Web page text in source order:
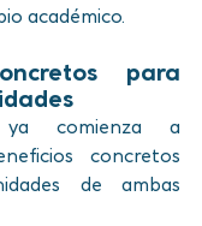
académico.
para
comienza a
concretos
de ambas